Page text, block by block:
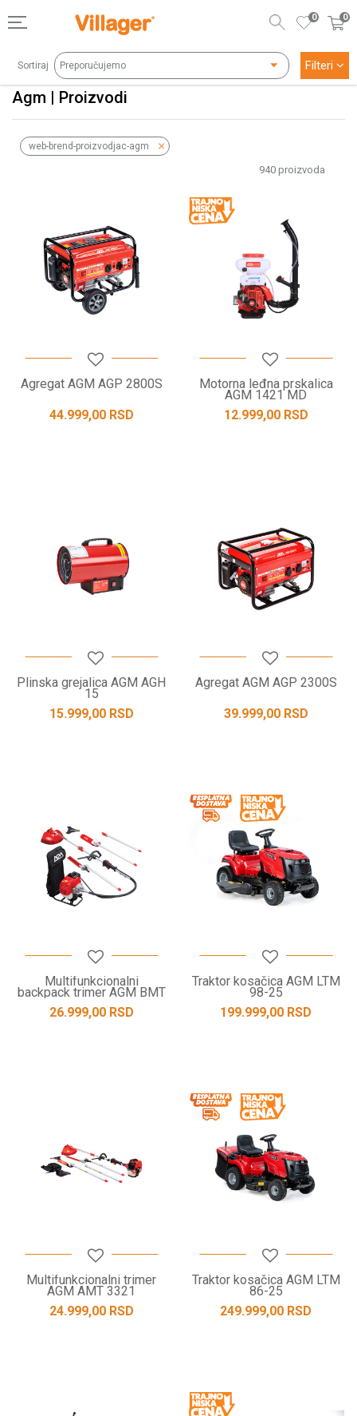
0
0
Agm | Proizvodi
Sortiraj Filteri
web-brend-proizvodjac-agm
940 proizvoda
Agregat AGM AGP 2800S
44.999,00 RSD
Motorna leđna prskalica
AGM 1421 MD
12.999,00 RSD
Plinska grejalica AGM AGH
15
15.999,00 RSD
Agregat AGM AGP 2300S
39.999,00 RSD
Multifunkcionalni
backpack trimer AGM BMT
3421
26.999,00 RSD
Traktor kosačica AGM LTM
98-25
199.999,00 RSD
Multifunkcionalni trimer
AGM AMT 3321
24.999,00 RSD
Traktor kosačica AGM LTM
86-25
249.999,00 RSD